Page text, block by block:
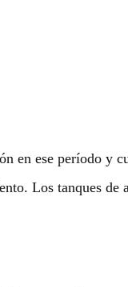
en ese período y
Los tanques de